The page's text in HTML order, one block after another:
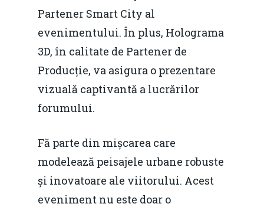
Partener Smart City al
evenimentului. În plus, Holograma
3D, în calitate de Partener de
Producție, va asigura o prezentare
vizuală captivantă a lucrărilor
forumului.
Fă parte din mișcarea care
modelează peisajele urbane robuste
și inovatoare ale viitorului. Acest
eveniment nu este doar o
Redresare vs.
Fiscalitate pentru o
Durabilă
Mai 2015
Energia
Construcții și
pentru o Românie
Email: